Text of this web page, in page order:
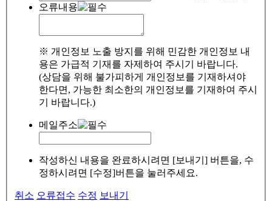
오류내용
※ 개인정보 노출 방지를 위해 민감한 개인정보 내
용은 가급적 기재를 자제하여 주시기 바랍니다.
(상담을 위해 불가피하게 개인정보를 기재하셔야
한다면, 가능한 최소한의 개인정보를 기재하여 주시
기 바랍니다.)
메일주소
작성하신 내용을 완료하시려면 [보내기] 버튼을, 수
정하시려면 [수정]버튼을 눌러주세요.
취소 오류접수 수정 보내기